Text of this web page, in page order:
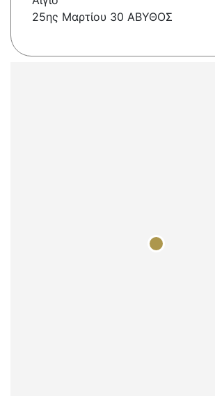
25ης Μαρτίου 30 ΑΒΥΘΟΣ